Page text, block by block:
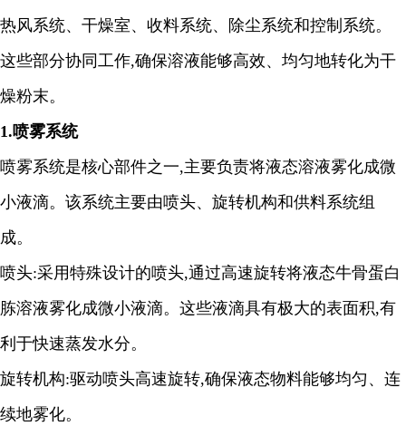
热风系统、干燥室、收料系统、除尘系统和控制系统。
这些部分协同工作,确保溶液能够高效、均匀地转化为干
燥粉末。
1.喷雾系统
喷雾系统是核心部件之一,主要负责将液态溶液雾化成微
小液滴。该系统主要由喷头、旋转机构和供料系统组
成。
喷头:采用特殊设计的喷头,通过高速旋转将液态牛骨蛋白
胨溶液雾化成微小液滴。这些液滴具有极大的表面积,有
利于快速蒸发水分。
旋转机构:驱动喷头高速旋转,确保液态物料能够均匀、连
续地雾化。